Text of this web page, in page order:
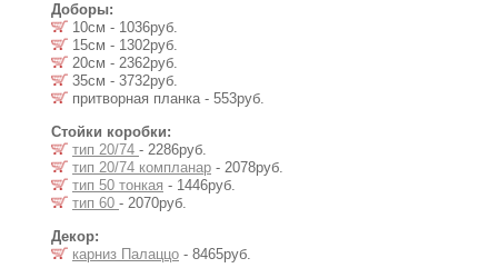
Доборы:
10см - 1036руб.
15см - 1302руб.
20см - 2362руб.
35см - 3732руб.
притворная планка - 553руб.
Стойки коробки:
тип 20/74 - 2286руб.
тип 20/74 компланар - 2078руб.
тип 50 тонкая - 1446руб.
тип 60 - 2070руб.
Декор:
карниз Палаццо - 8465руб.